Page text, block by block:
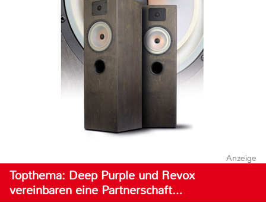
Anzeige
Topthema: Deep Purple und Revox
vereinbaren eine Partnerschaft…